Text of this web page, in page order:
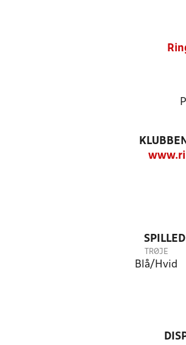
TRØJE
Blå/Hvid